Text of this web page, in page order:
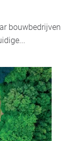
bouwbedrijven